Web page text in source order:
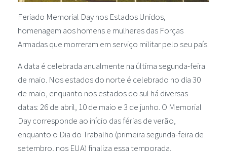
Feriado Memorial Day nos Estados Unidos,
homenagem aos homens e mulheres das Forças
Armadas que morreram em serviço militar pelo seu país.
A data é celebrada anualmente na última segunda-feira
de maio. Nos estados do norte é celebrado no dia 30
de maio, enquanto nos estados do sul há diversas
datas: 26 de abril, 10 de maio e 3 de junho. O Memorial
Day corresponde ao início das férias de verão,
enquanto o Dia do Trabalho (primeira segunda-feira de
setembro, nos EUA) finaliza essa temporada.